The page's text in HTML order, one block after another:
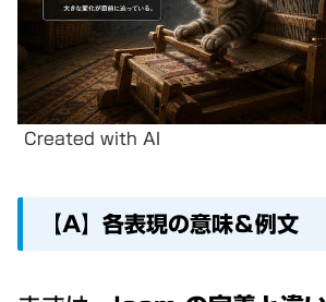
Created with AI
【A】各表現の意味＆例文